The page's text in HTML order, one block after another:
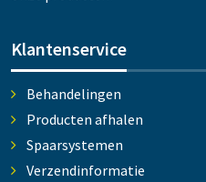
Klantenservice
Behandelingen
Producten afhalen
Spaarsystemen
Verzendinformatie